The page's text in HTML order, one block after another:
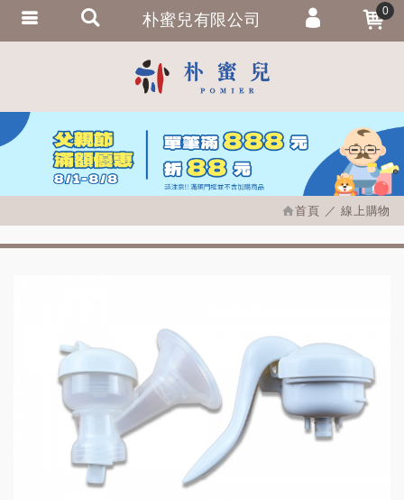
首頁 線上購物
朴蜜兒有限公司 0
會員登入
會員註冊
忘記密碼
訂單查詢
匯款通知
繁體中文